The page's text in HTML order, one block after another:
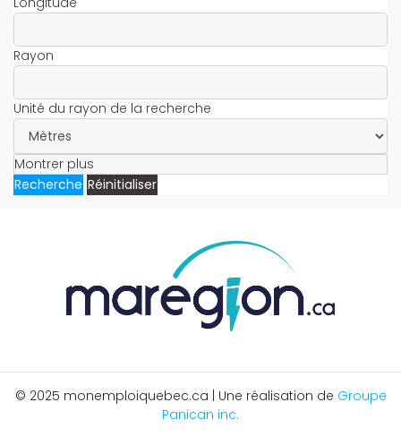
Rayon
Unité du rayon de la recherche
Montrer plus
Recherche Réinitialiser
© 2025 monemploiquebec.ca | Une réalisation de Groupe
Panican inc.